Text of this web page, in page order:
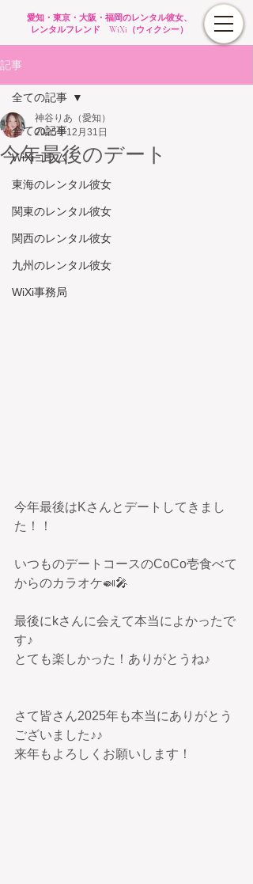
愛知・東京・大阪・福岡のレンタル彼女、
レンタルフレンド WiXi（ウィクシー）
記事
全ての記事
WiXiコラム
東海のレンタル彼女
関東のレンタル彼女
関西のレンタル彼女
九州のレンタル彼女
WiXi事務局
全ての記事
今年最後のデート
神谷りあ（愛知）
2025年12月31日
今年最後はKさんとデートしてきまし
た！！
いつものデートコースのCoCo壱食べて
からのカラオケ🍛🎤
最後にkさんに会えて本当によかったで
す♪
とても楽しかった！ありがとうね♪
さて皆さん2025年も本当にありがとう
ございました♪♪
来年もよろしくお願いします！